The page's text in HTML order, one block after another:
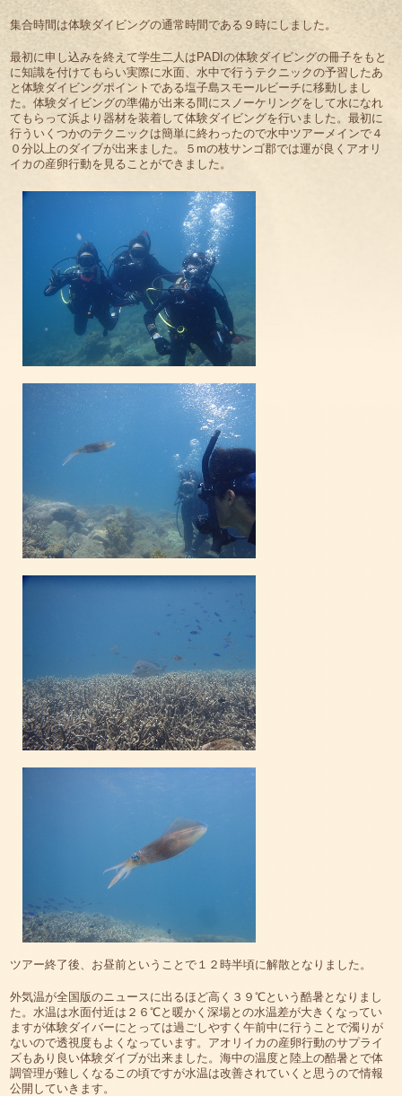
集合時間は体験ダイビングの通常時間である９時にしました。
最初に申し込みを終えて学生二人はPADIの体験ダイビングの冊子をもと
に知識を付けてもらい実際に水面、水中で行うテクニックの予習したあ
と体験ダイビングポイントである塩子島スモールビーチに移動しまし
た。体験ダイビングの準備が出来る間にスノーケリングをして水になれ
てもらって浜より器材を装着して体験ダイビングを行いました。最初に
行ういくつかのテクニックは簡単に終わったので水中ツアーメインで４
０分以上のダイブが出来ました。５mの枝サンゴ郡では運が良くアオリ
イカの産卵行動を見ることができました。
ツアー終了後、お昼前ということで１２時半頃に解散となりました。
外気温が全国版のニュースに出るほど高く３９℃という酷暑となりまし
た。水温は水面付近は２６℃と暖かく深場との水温差が大きくなってい
ますが体験ダイバーにとっては過ごしやすく午前中に行うことで濁りが
ないので透視度もよくなっています。アオリイカの産卵行動のサプライ
ズもあり良い体験ダイブが出来ました。海中の温度と陸上の酷暑とで体
調管理が難しくなるこの頃ですが水温は改善されていくと思うので情報
公開していきます。